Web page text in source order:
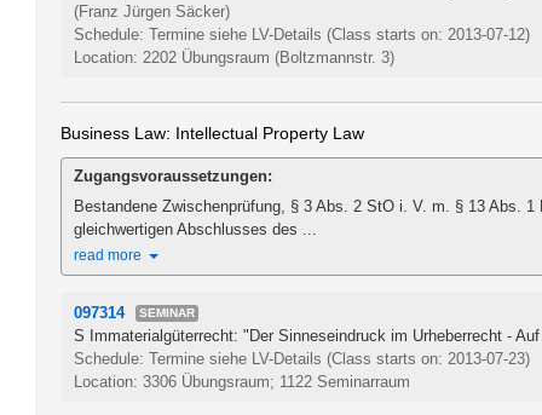
(Franz Jürgen Säcker)
Schedule: Termine siehe LV-Details (Class starts on: 2013-07-12)
Location: 2202 Übungsraum (Boltzmannstr. 3)
Business Law: Intellectual Property Law
Zugangsvoraussetzungen:
Bestandene Zwischenprüfung, § 3 Abs. 2 StO i. V. m. § 13 Abs. 1
gleichwertigen Abschlusses des ...
read more
097314 SEMINAR
S Immaterialgüterrecht: "Der Sinneseindruck im Urheberrecht -
Schedule: Termine siehe LV-Details (Class starts on: 2013-07-23)
Location: 3306 Übungsraum; 1122 Seminarraum